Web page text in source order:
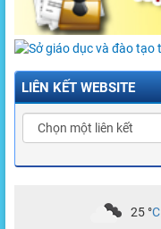
LIÊN KẾT WEBSITE
25°C